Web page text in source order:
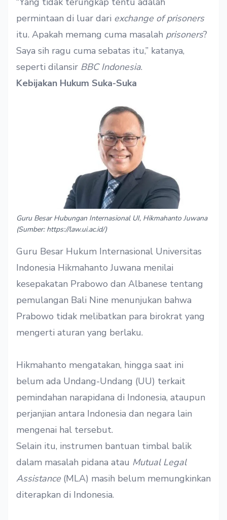
permintaan di luar dari exchange of prisoners
itu. Apakah memang cuma masalah prisoners?
Saya sih ragu cuma sebatas itu,” katanya,
seperti dilansir BBC Indonesia.
Kebijakan Hukum Suka-Suka
Guru Besar Hubungan Internasional UI, Hikmahanto Juwana
(Sumber: https://law.ui.ac.id/)
Guru Besar Hukum Internasional Universitas
Indonesia Hikmahanto Juwana menilai
kesepakatan Prabowo dan Albanese tentang
pemulangan Bali Nine menunjukan bahwa
Prabowo tidak melibatkan para birokrat yang
mengerti aturan yang berlaku.
Hikmahanto mengatakan, hingga saat ini
belum ada Undang-Undang (UU) terkait
pemindahan narapidana di Indonesia, ataupun
perjanjian antara Indonesia dan negara lain
mengenai hal tersebut.
Selain itu, instrumen bantuan timbal balik
dalam masalah pidana atau Mutual Legal
Assistance (MLA) masih belum memungkinkan
diterapkan di Indonesia.